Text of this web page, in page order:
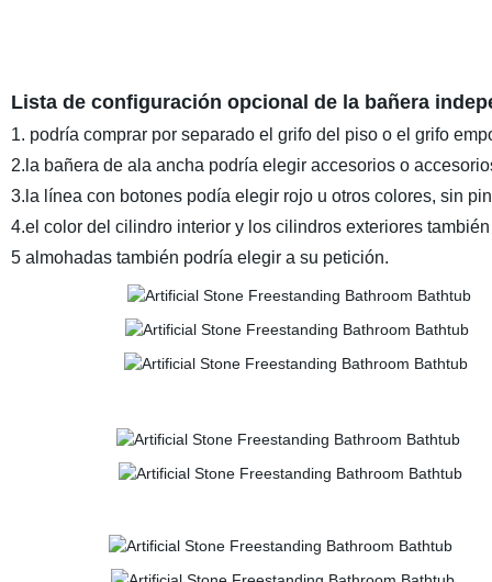
Lista de configuración opcional de la bañera
1. podría comprar por separado el grifo del piso o el grifo
2.la bañera de ala ancha podría elegir accesorios o
3.la línea con botones podía elegir rojo u otros colores, sin
4.el color del cilindro interior y los cilindros exteriores
5 almohadas también podría elegir a su petición.